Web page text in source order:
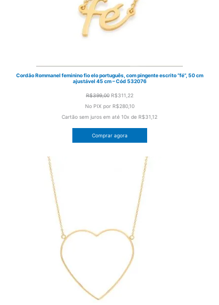
Cordão Rommanel feminino fio elo português, com pingente escrito “fé”, 50 cm
ajustável 45 cm – Cód 532076
R$399,00 O
preço
original
era:
R$399,00.
R$311,22O
preço
atual
é:
No PIX por R$280,10
Cartão sem juros em até 10x de R$31,12
Comprar agora